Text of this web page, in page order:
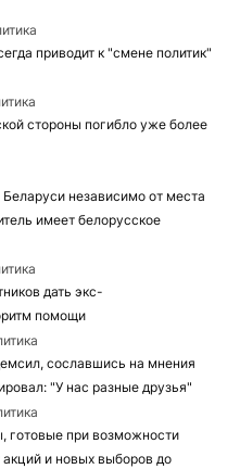
приводит к "смене политик"
стороны погибло уже более
независимо от места
имеет белорусское
дать экс-
помощи
сославшись на мнения
"У нас разные друзья"
готовые при возможности
акций и новых выборов до